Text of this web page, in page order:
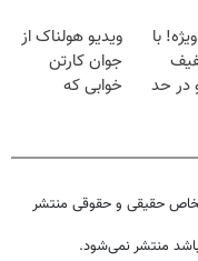
میلیون !
با
در حد
ویدیو هولناک از
جوان کارتن
خوابی که
حقیقی و حقوقی منتشر
باشد منتشر نمی‌شود.